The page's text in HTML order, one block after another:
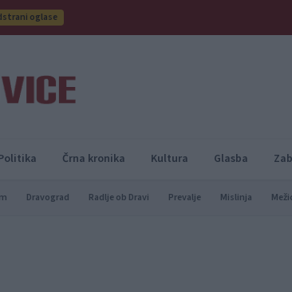
oglase
Črna kronika Kultura Glasba
Dravograd Radlje ob Dravi Prevalje Mislinja